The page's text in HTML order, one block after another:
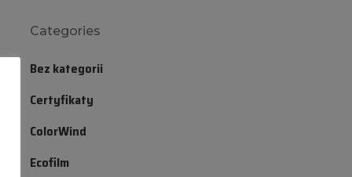
Categories
Bez kategorii
Certyfikaty
ColorWind
Ecofilm